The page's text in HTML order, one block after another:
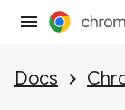
Docs